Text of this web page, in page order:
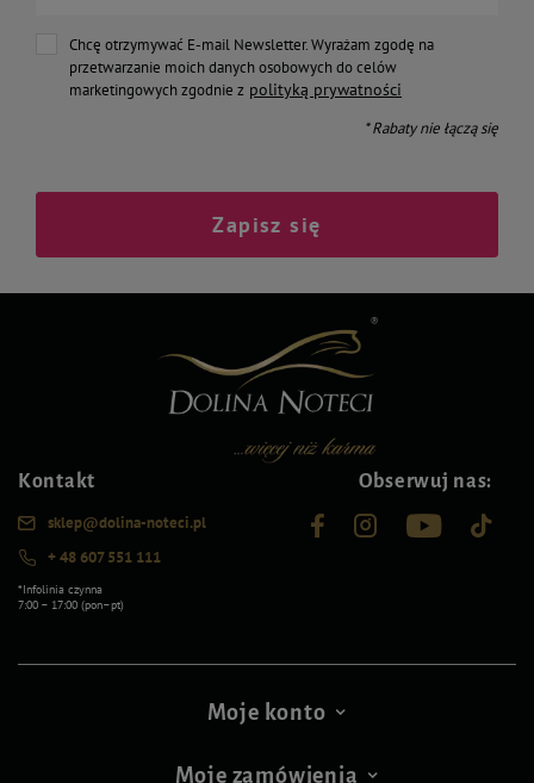
Chcę otrzymywać E-mail Newsletter. Wyrażam zgodę na
przetwarzanie moich danych osobowych do celów
marketingowych zgodnie z polityką prywatności
* Rabaty nie łączą się
Zapisz się
Kontakt
sklep@dolina-noteci.pl
+ 48 607 551 111
*Infolinia czynna
7:00 – 17:00 (pon–pt)
Obserwuj nas:
Moje konto
Moje zamówienia